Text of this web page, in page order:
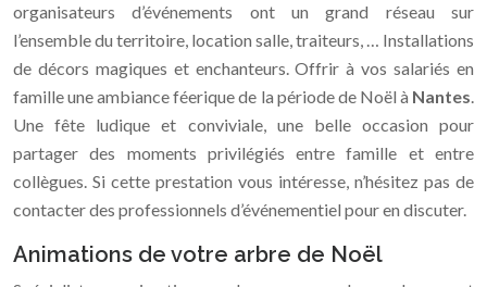
organisateurs d’événements ont un grand réseau sur
l’ensemble du territoire, location salle, traiteurs, … Installations
de décors magiques et enchanteurs. Offrir à vos salariés en
famille une ambiance féerique de la période de Noël à Nantes.
Une fête ludique et conviviale, une belle occasion pour
partager des moments privilégiés entre famille et entre
collègues. Si cette prestation vous intéresse, n’hésitez pas de
contacter des professionnels d’événementiel pour en discuter.
Animations de votre arbre de Noël